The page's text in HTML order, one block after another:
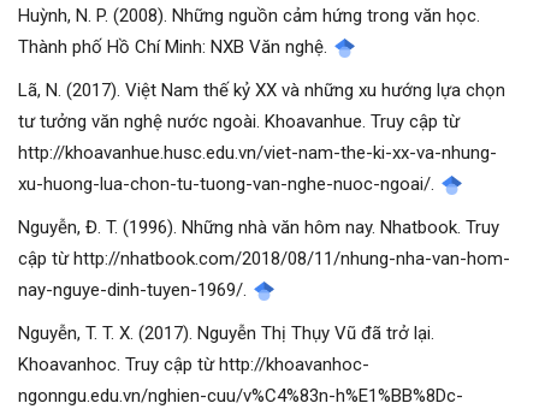
Huỳnh, N. P. (2008). Những nguồn cảm hứng trong văn học.
Thành phố Hồ Chí Minh: NXB Văn nghệ.
Lã, N. (2017). Việt Nam thế kỷ XX và những xu hướng lựa chọn
tư tưởng văn nghệ nước ngoài. Khoavanhue. Truy cập từ
http://khoavanhue.husc.edu.vn/viet-nam-the-ki-xx-va-nhung-
xu-huong-lua-chon-tu-tuong-van-nghe-nuoc-ngoai/.
Nguyễn, Đ. T. (1996). Những nhà văn hôm nay. Nhatbook. Truy
cập từ http://nhatbook.com/2018/08/11/nhung-nha-van-hom-
nay-nguye-dinh-tuyen-1969/.
Nguyễn, T. T. X. (2017). Nguyễn Thị Thụy Vũ đã trở lại.
Khoavanhoc. Truy cập từ http://khoavanhoc-
ngonngu.edu.vn/nghien-cuu/v%C4%83n-h%E1%BB%8Dc-